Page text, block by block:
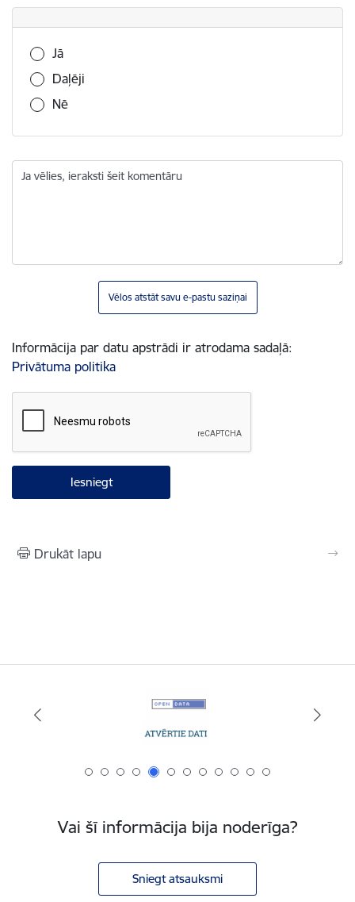
Vai šī informācija bija noderīga?
Jā
Daļēji
Nē
Ja vēlies, ieraksti šeit komentāru
Vēlos atstāt savu e-pastu saziņai
Informācija par datu apstrādi ir atrodama sadaļā:
Privātuma politika
Drukāt lapu
Vai šī informācija bija noderīga?
Sniegt atsauksmi